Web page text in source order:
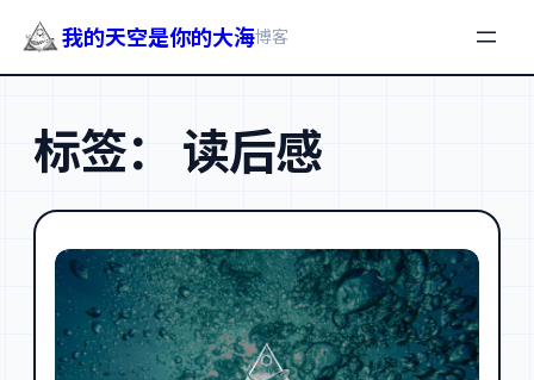
我的天空是你的大海博客
标签： 读后感